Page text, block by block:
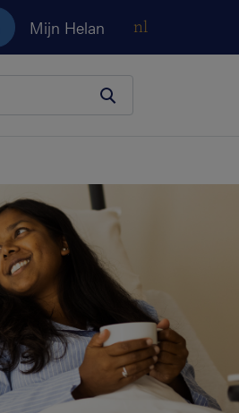
Mijn Helan nl